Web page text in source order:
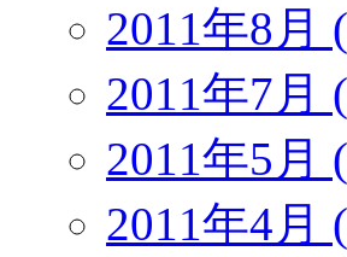
2011年8月
2011年7月
2011年5月
2011年4月